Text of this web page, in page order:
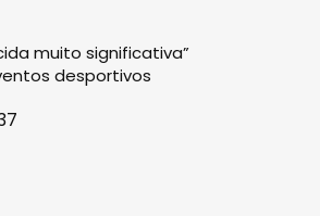
muito significativa”
desportivos